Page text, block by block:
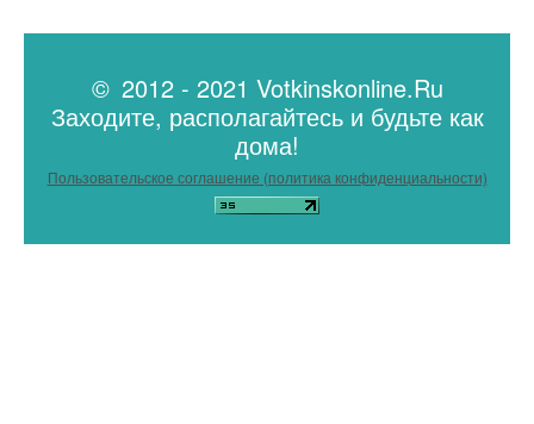
© 2012 - 2021 Votkinskonline.Ru
Заходите, располагайтесь и будьте как
дома!
Пользовательское соглашение (политика конфиденциальности)